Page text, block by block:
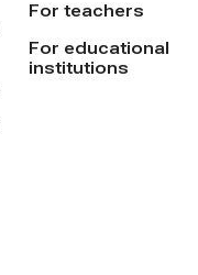
For teachers
For educational
institutions